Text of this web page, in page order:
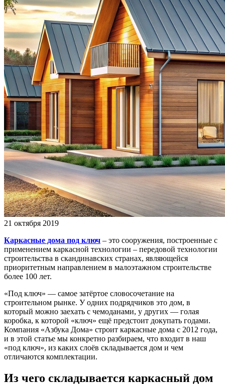
21 октября 2019
Каркасные дома под ключ – это сооружения, построенные с
применением каркасной технологии – передовой технологии
строительства в скандинавских странах, являющейся
приоритетным направлением в малоэтажном строительстве
более 100 лет.
«Под ключ» — самое затёртое словосочетание на
строительном рынке. У одних подрядчиков это дом, в
который можно заехать с чемоданами, у других — голая
коробка, к которой «ключ» ещё предстоит докупать годами.
Компания «Азбука Дома» строит каркасные дома с 2012 года,
и в этой статье мы конкретно разбираем, что входит в наш
«под ключ», из каких слоёв складывается дом и чем
отличаются комплектации.
Из чего складывается каркасный дом